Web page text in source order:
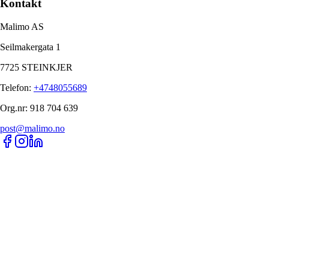
Kontakt
Malimo AS
Seilmakergata 1
7725 STEINKJER
Telefon: +4748055689
Org.nr: 918 704 639
post@malimo.no